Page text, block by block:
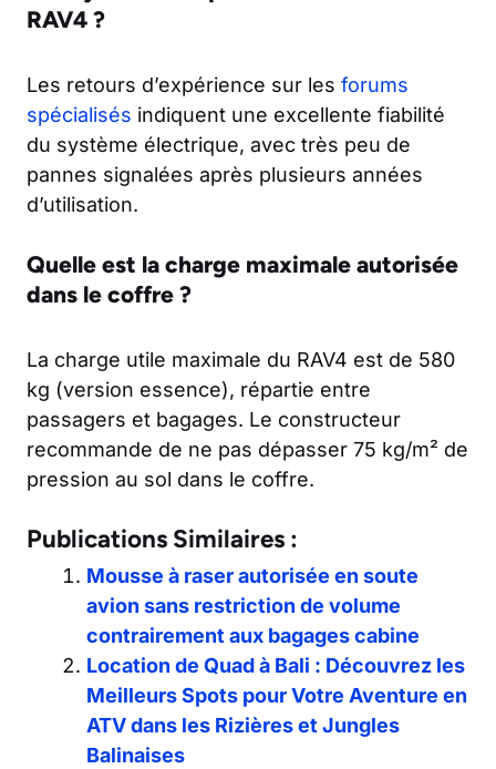
RAV4 ?
Les retours d’expérience sur les forums
spécialisés indiquent une excellente fiabilité
du système électrique, avec très peu de
pannes signalées après plusieurs années
d’utilisation.
Quelle est la charge maximale autorisée
dans le coffre ?
La charge utile maximale du RAV4 est de 580
kg (version essence), répartie entre
passagers et bagages. Le constructeur
recommande de ne pas dépasser 75 kg/m² de
pression au sol dans le coffre.
Publications Similaires :
Mousse à raser autorisée en soute
avion sans restriction de volume
contrairement aux bagages cabine
Location de Quad à Bali : Découvrez les
Meilleurs Spots pour Votre Aventure en
ATV dans les Rizières et Jungles
Balinaises